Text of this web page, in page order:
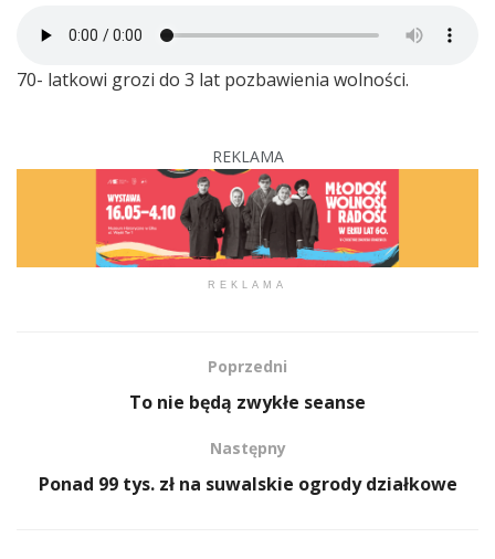
70- latkowi grozi do 3 lat pozbawienia wolności.
REKLAMA
REKLAMA
Poprzedni
To nie będą zwykłe seanse
Następny
Ponad 99 tys. zł na suwalskie ogrody działkowe